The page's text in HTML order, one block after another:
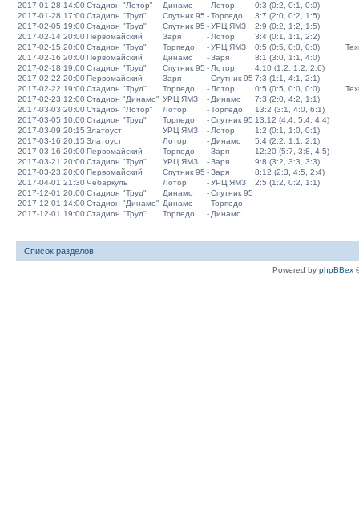
2017-01-28 14:00Стадион "Лотор" Динамо - Лотор
0:3 (0:2, 0:1, 0:0)
2017-01-28 17:00Стадион "Труд" Спутник 95 -Торпедо
3:7 (2:0, 0:2, 1:5)
2017-02-05 19:00Стадион "Труд" Спутник 95 -УРЦ ЯМЗ
2:9 (0:2, 1:2, 1:5)
2017-02-14 20:00Первомайский Заря - Лотор
3:4 (0:1, 1:1, 2:2)
2017-02-15 20:00Стадион "Труд" Торпедо -УРЦ ЯМЗ 0:5 (0:5, 0:0, 0:0)
2017-02-16 20:00Первомайский Динамо -Заря
8:1 (3:0, 1:1, 4:0)
2017-02-18 19:00Стадион "Труд" Спутник 95 - Лотор
4:10 (1:2, 1:2, 2:6)
2017-02-22 20:00Первомайский Заря -Спутник 95 7:3 (1:1, 4:1, 2:1)
2017-02-22 19:00Стадион "Труд" Торпедо - Лотор 0:5 (0:5, 0:0, 0:0)
2017-02-23 12:00Стадион "Динамо" УРЦ ЯМЗ - Динамо
7:3 (2:0, 4:2, 1:1)
2017-03-03 20:00Стадион "Лотор" Лотор -Торпедо
13:2 (3:1, 4:0, 6:1)
2017-03-05 10:00Стадион "Труд" Торпедо -Спутник 95 13:12 (4:4, 5:4, 4:4)
2017-03-09 20:15 Златоуст УРЦ ЯМЗ - Лотор
1:2 (0:1, 1:0, 0:1)
2017-03-16 20:15 Златоуст Лотор - Динамо
5:4 (2:2, 1:1, 2:1)
2017-03-16 20:00Первомайский Торпедо -Заря
12:20 (5:7, 3:8, 4:5)
2017-03-21 20:00Стадион "Труд" УРЦ ЯМЗ -Заря
9:8 (3:2, 3:3, 3:3)
2017-03-23 20:00Первомайский Спутник 95 -Заря
8:12 (2:3, 4:5, 2:4)
2017-04-01 21:30Чебаркуль Лотор -УРЦ ЯМЗ
2:5 (1:2, 0:2, 1:1)
2017-12-01 20:00Стадион "Труд" Динамо -Спутник 95
2017-12-01 14:00Стадион "Динамо" Динамо -Торпедо
2017-12-01 19:00Стадион "Труд" Торпедо - Динамо
Список разделов
Powered by phpBBex